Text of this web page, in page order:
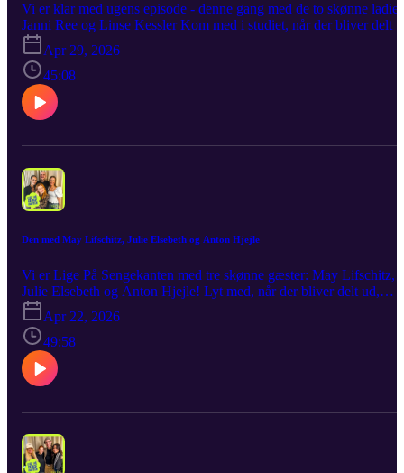
Vi er klar med ugens episode - denne gang med de to skønne ladies
Janni Ree og Linse Kessler Kom med i studiet, når der bliver delt
af vilde historier, frække detaljer og hudløst ærlige meninger – og
når samtalen ryger en tur under bæltestedet. Med Linse og Janni
mikrofonerne er der ingen filtre, ingen fine fornemmelser og så er
der garanti for masser af grin undervejs. Som altid bliver det leveret
råt, ærligt og med et glimt i øjet. Det er vovet, det er vanvittigt, det
Linse og Janni Lige På Sengekanten!
Apr 29, 2026
45:08
Den med May Lifschitz, Julie Elsebeth og Anton Hjejle
Vi er Lige På Sengekanten med tre skønne gæster: May Lifschitz,
Julie Elsebeth og Anton Hjejle! Lyt med, når der bliver delt ud,
grinet igennem – og måske sagt lidt mere, end man egentlig havde
planlagt. Som altid er det ærligt, ufiltreret og med et glimt i øjet.
er afslørende, det er underholdende – det er Lige På Sengekanten!
Apr 22, 2026
49:58